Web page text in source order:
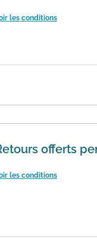
les conditions
de fidélité GÉMO,
offerts
les conditions